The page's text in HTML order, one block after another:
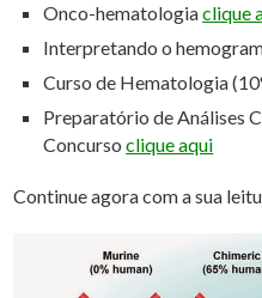
Onco-hematologiaclique
Interpretando o
Curso de Hematologia
Preparatório de Análises
Concursoclique aqui
Continue agora com a sua